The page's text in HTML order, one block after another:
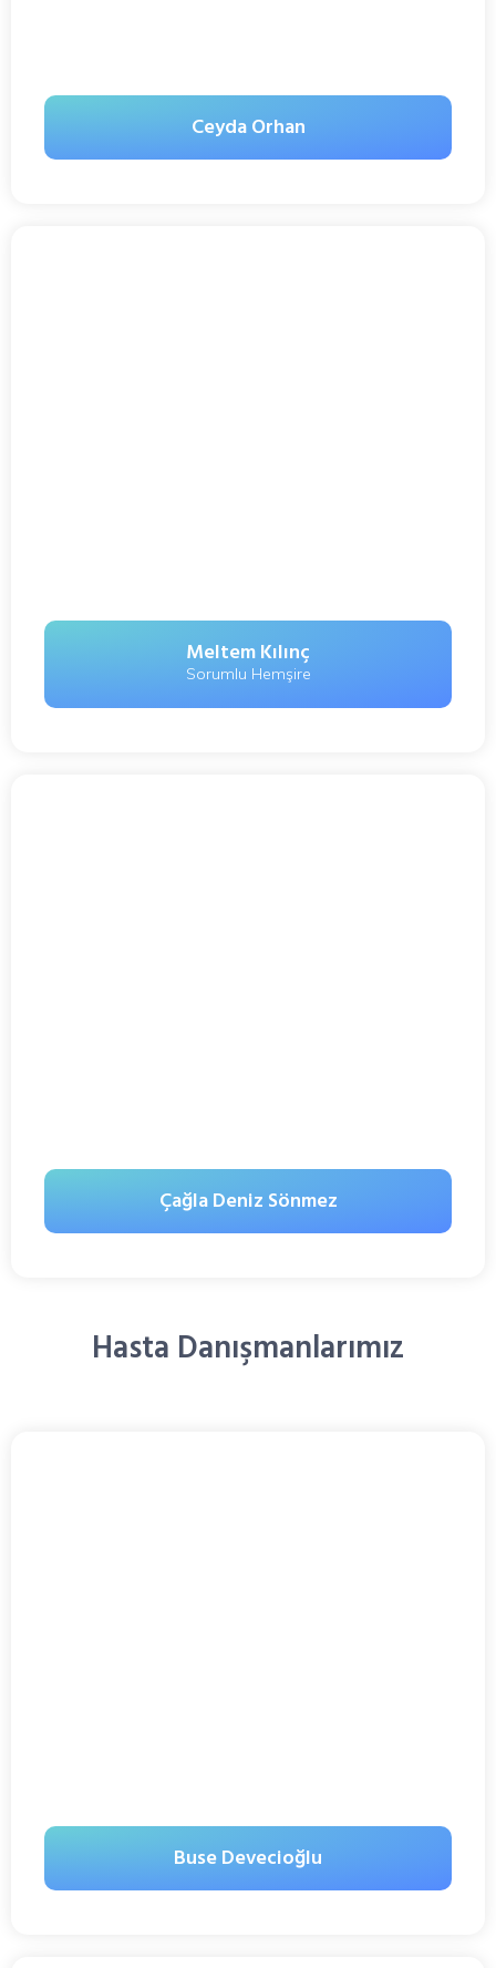
Ceyda Orhan
Meltem Kılınç
Sorumlu Hemşire
Çağla Deniz Sönmez
Hasta Danışmanlarımız
Buse Devecioğlu